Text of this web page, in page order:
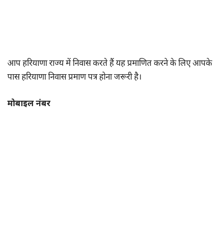
आप हरियाणा राज्य में निवास करते हैं यह प्रमाणित करने के लिए आपके
पास हरियाणा निवास प्रमाण पत्र होना जरूरी है।
मोबाइल नंबर